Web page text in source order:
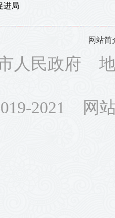
进局
网站简
人民政府
2021 网